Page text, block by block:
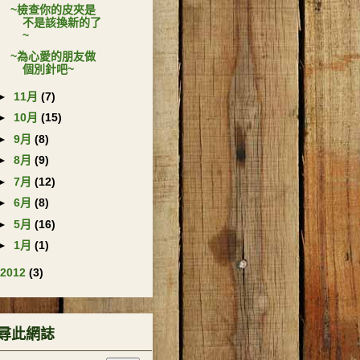
~檢查你的皮夾是
不是該換新的了
~
~為心愛的朋友做
個別針吧~
11月 (7)
10月 (15)
9月 (8)
8月 (9)
7月 (12)
6月 (8)
5月 (16)
1月 (1)
2012 (3)
此網誌